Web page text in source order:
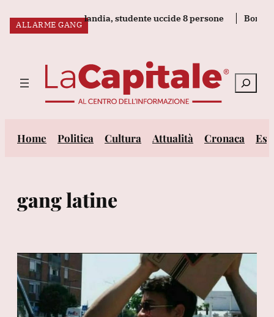
ULTIM’ORA:
a scuola in Thailandia, studente uccide 8 persone Borsa:
Cerca
Home Politica Cultura Attualità Cronaca
gang latine
ALLARME GANG